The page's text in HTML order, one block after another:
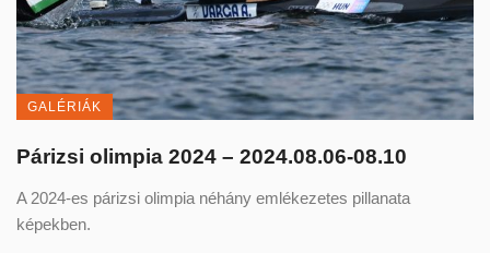
GALÉRIÁK
Párizsi olimpia 2024 – 2024.08.06-08.10
A 2024-es párizsi olimpia néhány emlékezetes pillanata
képekben.